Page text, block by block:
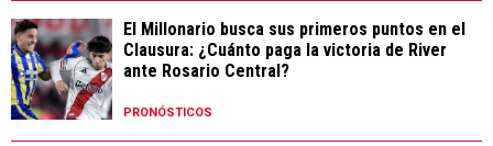
El Millonario busca sus primeros puntos en el
Clausura: ¿Cuánto paga la victoria de River
ante Rosario Central?
PRONÓSTICOS